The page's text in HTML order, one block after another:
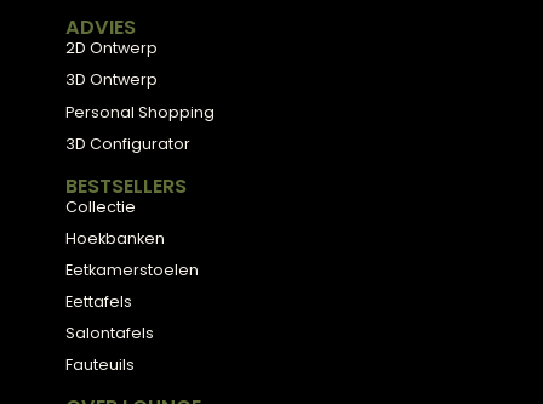
Meubels met karakter, gemaakt van eerlijke
materialen en met de hand afgewerkt, voor
een huis dat aanvoelt als thuis.